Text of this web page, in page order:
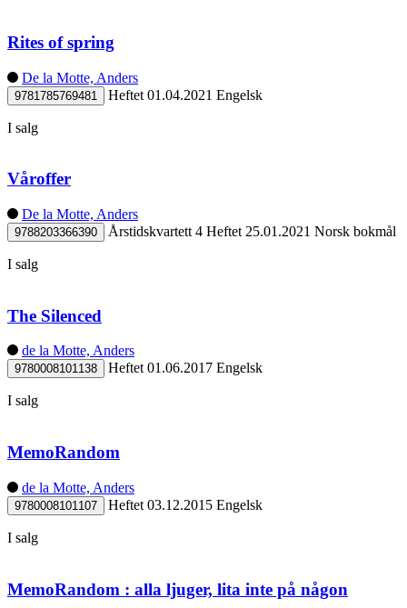
Rites of spring
De la Motte, Anders
9781785769481 Heftet 01.04.2021 Engelsk
I salg
Våroffer
De la Motte, Anders
9788203366390 Årstidskvartett 4 Heftet 25.01.2021 Norsk bokmål
I salg
The Silenced
de la Motte, Anders
9780008101138 Heftet 01.06.2017 Engelsk
I salg
MemoRandom
de la Motte, Anders
9780008101107 Heftet 03.12.2015 Engelsk
I salg
MemoRandom : alla ljuger, lita inte på någon